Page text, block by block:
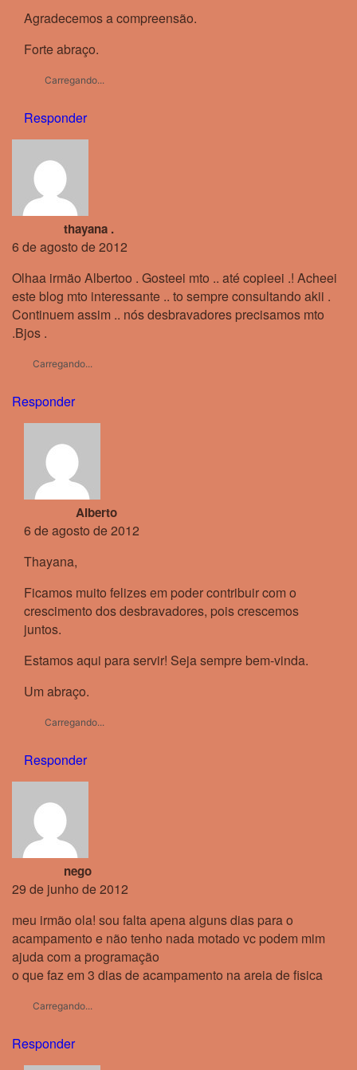
Agradecemos a compreensão.
Forte abraço.
Carregando...
Responder
thayana .
6 de agosto de 2012
Olhaa irmäo Albertoo . Gosteei mto .. até copieei .! Acheei
este blog mto interessante .. to sempre consultando akii .
Continuem assim .. nós desbravadores precisamos mto
.Bjos .
Carregando...
Responder
Alberto
6 de agosto de 2012
Thayana,
Ficamos muito felizes em poder contribuir com o
crescimento dos desbravadores, pois crescemos
juntos.
Estamos aqui para servir! Seja sempre bem-vinda.
Um abraço.
Carregando...
Responder
nego
29 de junho de 2012
meu irmão ola! sou falta apena alguns dias para o
acampamento e não tenho nada motado vc podem mim
ajuda com a programação
o que faz em 3 dias de acampamento na areia de fisica
Carregando...
Responder